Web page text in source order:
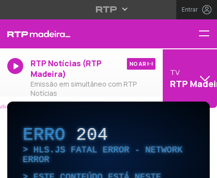
Entrar
RTP Notícias (RTP
Madeira)
Emissão em simultâneo com RTP
Notícias
NO AR
TV
RTP
ERRO204
HLS.JS FATAL ERROR - NETWORK
ERROR